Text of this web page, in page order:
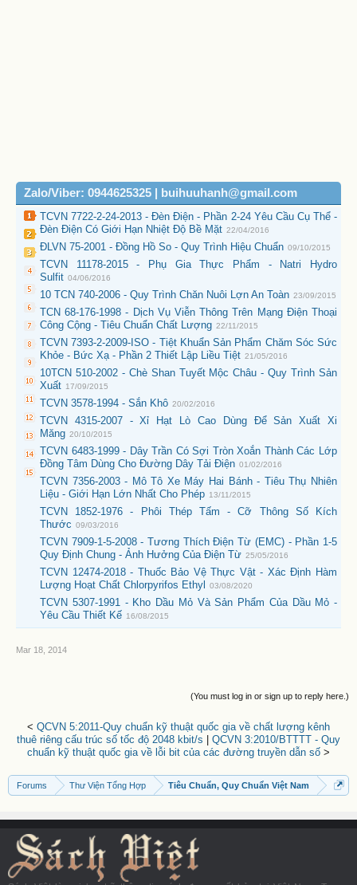
Zalo/Viber: 0944625325 | buihuuhanh@gmail.com
TCVN 7722-2-24-2013 - Đèn Điện - Phần 2-24 Yêu Cầu Cụ Thể -
Đèn Điện Có Giới Hạn Nhiệt Độ Bề Mặt 22/04/2016
ĐLVN 75-2001 - Đồng Hồ So - Quy Trình Hiệu Chuẩn 09/10/2015
TCVN 11178-2015 - Phụ Gia Thực Phẩm - Natri Hydro
Sulfit 04/06/2016
10 TCN 740-2006 - Quy Trình Chăn Nuôi Lợn An Toàn 23/09/2015
TCN 68-176-1998 - Dịch Vụ Viễn Thông Trên Mạng Điện Thoại
Công Cộng - Tiêu Chuẩn Chất Lượng 22/11/2015
TCVN 7393-2-2009-ISO - Tiệt Khuẩn Sản Phẩm Chăm Sóc Sức
Khỏe - Bức Xạ - Phần 2 Thiết Lập Liều Tiệt 21/05/2016
10TCN 510-2002 - Chè Shan Tuyết Mộc Châu - Quy Trình Sản
Xuất 17/09/2015
TCVN 3578-1994 - Sắn Khô 20/02/2016
TCVN 4315-2007 - Xỉ Hạt Lò Cao Dùng Để Sản Xuất Xi
Măng 20/10/2015
TCVN 6483-1999 - Dây Trần Có Sợi Tròn Xoắn Thành Các Lớp
Đồng Tâm Dùng Cho Đường Dây Tải Điện 01/02/2016
TCVN 7356-2003 - Mô Tô Xe Máy Hai Bánh - Tiêu Thụ Nhiên
Liệu - Giới Hạn Lớn Nhất Cho Phép 13/11/2015
TCVN 1852-1976 - Phôi Thép Tấm - Cỡ Thông Số Kích
Thước 09/03/2016
TCVN 7909-1-5-2008 - Tương Thích Điện Từ (EMC) - Phần 1-5
Quy Định Chung - Ảnh Hưởng Của Điện Từ 25/05/2016
TCVN 12474-2018 - Thuốc Bảo Vệ Thực Vật - Xác Định Hàm
Lượng Hoạt Chất Chlorpyrifos Ethyl
03/08/2020
TCVN 5307-1991 - Kho Dầu Mỏ Và Sản Phẩm Của Dầu Mỏ -
Yêu Cầu Thiết Kế 16/08/2015
Mar 18, 2014
(You must log in or sign up to reply here.)
< QCVN 5:2011-Quy chuẩn kỹ thuật quốc gia về chất lượng kênh
thuê riêng cấu trúc số tốc độ 2048 kbit/s
QCVN 3:2010/BTTTT - Quy
chuẩn kỹ thuật quốc gia về lỗi bit của các đường truyền dẫn số >
Forums Thư Viện Tổng Hợp Tiêu Chuẩn, Quy Chuẩn Việt Nam